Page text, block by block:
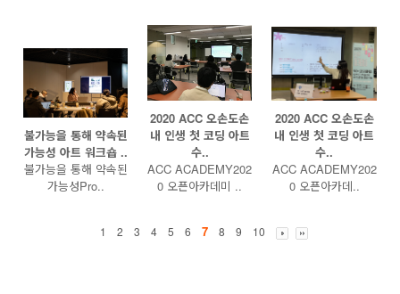
불가능을 통해 약속된
가능성 아트 워크숍 ..
불가능을 통해 약속된
가능성Pro..
2020 ACC 오손도손
내 인생 첫 코딩 아트
수..
ACC ACADEMY202
0 오픈아카데미 ..
2020 ACC 오손도손
내 인생 첫 코딩 아트
수..
ACC ACADEMY202
0 오픈아카데..
1 2 3 4 5 6 7 8 9 10